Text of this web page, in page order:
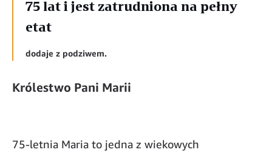
75 lat i jest zatrudniona na pełny
etat
dodaje z podziwem.
Królestwo Pani Marii
75-letnia Maria to jedna z wiekowych